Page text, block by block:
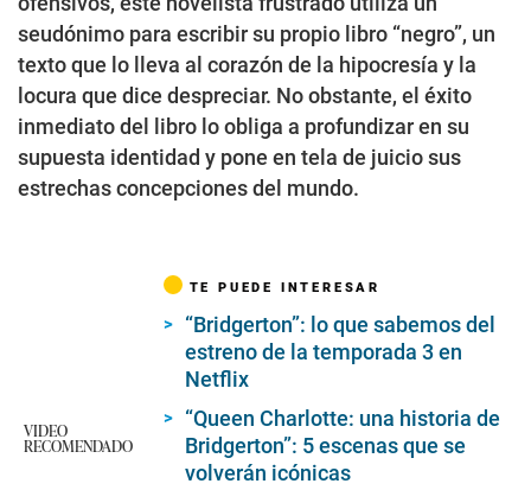
seudónimo para escribir su propio libro “negro”, un
texto que lo lleva al corazón de la hipocresía y la
locura que dice despreciar. No obstante, el éxito
inmediato del libro lo obliga a profundizar en su
supuesta identidad y pone en tela de juicio sus
estrechas concepciones del mundo.
VIDEO
RECOMENDADO
TE PUEDE INTERESAR
“Bridgerton”: lo que sabemos del
estreno de la temporada 3 en
Netflix
“Queen Charlotte: una historia de
Bridgerton”: 5 escenas que se
volverán icónicas